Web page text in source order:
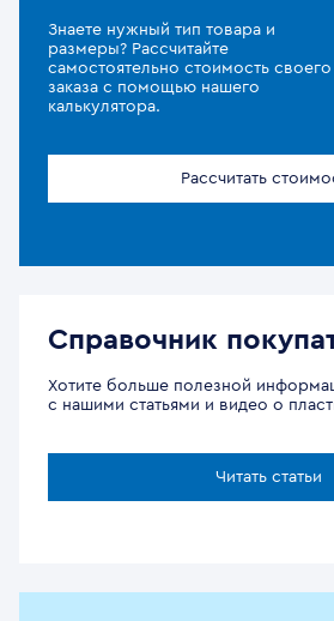
Знаете нужный тип товара и
размеры? Рассчитайте
самостоятельно стоимость своего
заказа с помощью нашего
калькулятора.
Рассчитать
Справочник
Хотите больше полезной
с нашими статьями и видео о
Читать статьи